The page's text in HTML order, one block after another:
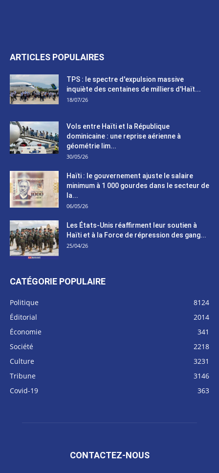
ARTICLES POPULAIRES
TPS : le spectre d'expulsion massive
inquiète des centaines de milliers d'Haït...
18/07/26
Vols entre Haïti et la République
dominicaine : une reprise aérienne à
géométrie lim...
30/05/26
Haïti : le gouvernement ajuste le salaire
minimum à 1 000 gourdes dans le secteur de
la...
06/05/26
Les États-Unis réaffirment leur soutien à
Haïti et à la Force de répression des gang...
25/04/26
CATÉGORIE POPULAIRE
Politique
8124
Éditorial
2014
Économie
341
Société
2218
Culture
3231
Tribune
3146
Covid-19
363
CONTACTEZ-NOUS